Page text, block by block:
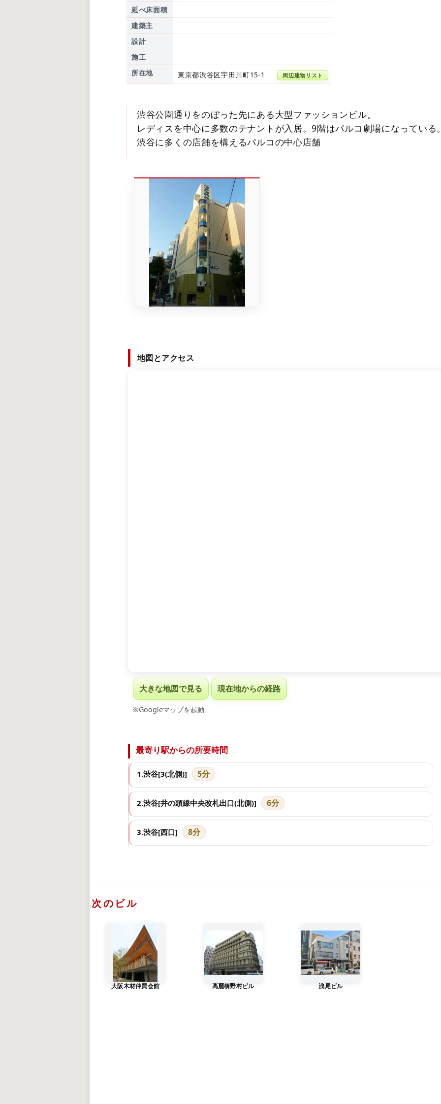
延べ床面積
建築主
設計
施工
所在地
東京都渋谷区宇田川町15-1 周辺建物リスト
渋谷公園通りをのぼった先にある大型ファッションビル。
レディスを中心に多数のテナントが入居。9階はパルコ劇場になっている
渋谷に多くの店舗を構えるパルコの中心店舗
地図とアクセス
大きな地図で見る 現在地からの経路
※Googleマップを起動
最寄り駅からの所要時間
1.渋谷[3(北側)] 5分
2.渋谷[井の頭線中央改札出口(北側)] 6分
3.渋谷[西口] 8分
次のビル
大阪木材仲買会館 高麗橋野村ビル 浅尾ビル